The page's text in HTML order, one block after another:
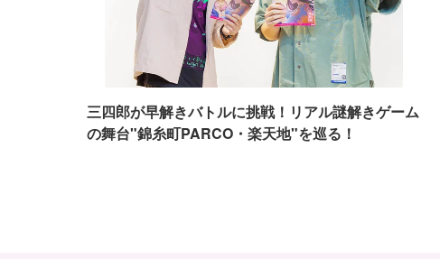
三四郎が早解きバトルに挑戦！リアル謎解きゲーム
の舞台"錦糸町PARCO・楽天地"を巡る！